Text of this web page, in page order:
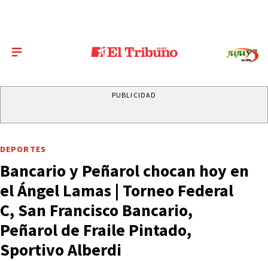
PUBLICIDAD
DEPORTES
Bancario y Peñarol chocan hoy en
el Ángel Lamas | Torneo Federal
C, San Francisco Bancario,
Peñarol de Fraile Pintado,
Sportivo Alberdi